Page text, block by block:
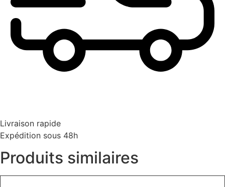
Livraison rapide
Expédition sous 48h
Produits similaires